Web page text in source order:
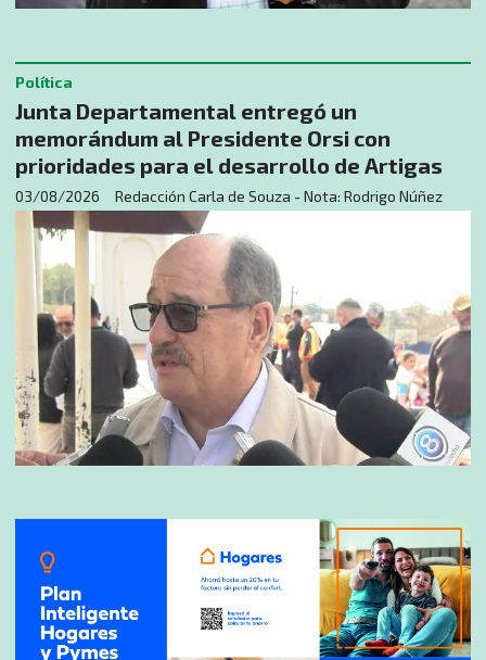
Junta Departamental entregó un
memorándum al Presidente Orsi con
prioridades para el desarrollo de Artigas
Redacción Carla de Souza - Nota: Rodrigo Núñez
Política
03/08/2026